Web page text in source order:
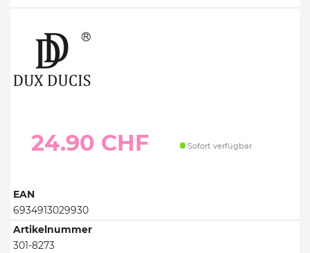
24.90 CHF Sofort verfügbar
EAN
6934913029930
Artikelnummer
301-8273